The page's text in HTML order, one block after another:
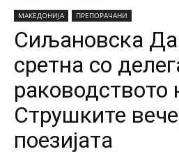
МАКЕДОНИЈА ПРЕПОРАЧАНИ
Сиљановска
сретна со
раководството
Струшките
поезијата